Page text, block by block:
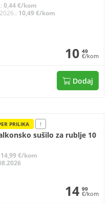
0,44 €/kom
10,49 €/kom
10 49
€/kom
Dodaj
PRILIKA !
sušilo za rublje 10
14,99 €/kom
14 99
€/kom